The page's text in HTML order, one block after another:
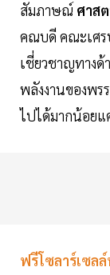
สัมภาษณ์ ศาส
คณบดี คณะเศร
เชี่ยวชาญทางด้
พลังงานของพร
ไปได้มากน้อย
ฟรีโซลาร์เซล